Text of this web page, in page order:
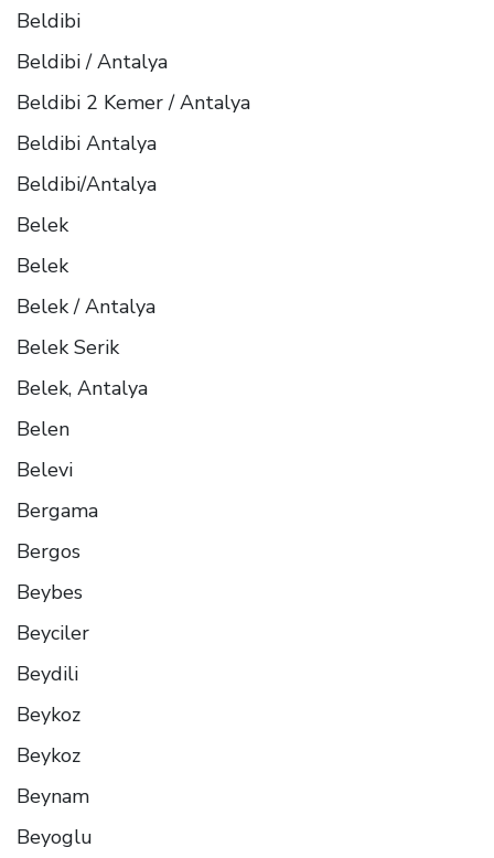
Beldibi
Beldibi / Antalya
Beldibi 2 Kemer / Antalya
Beldibi Antalya
Beldibi/Antalya
Belek
Belek
Belek / Antalya
Belek Serik
Belek, Antalya
Belen
Belevi
Bergama
Bergos
Beybes
Beyciler
Beydili
Beykoz
Beykoz
Beynam
Beyoglu